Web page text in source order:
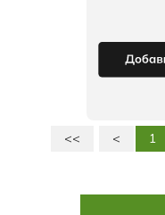
<< < 1